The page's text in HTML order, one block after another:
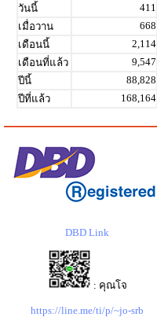
วันนี้
411
เมื่อวาน
668
เดือนนี้
2,114
เดือนที่แล้ว
9,547
ปีนี้
88,828
ปีที่แล้ว
168,164
DBD Link
: คุณโจ
https://line.me/ti/p/~jo-srb